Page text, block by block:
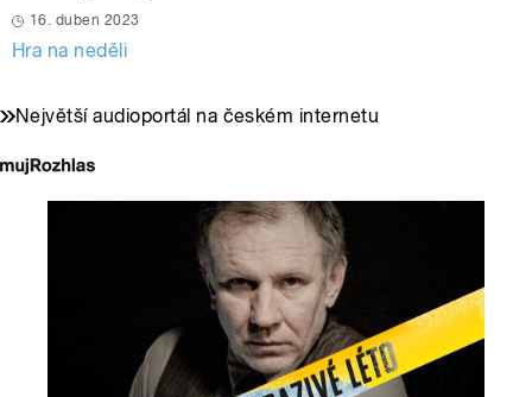
16. duben 2023
Hra na neděli
Největší audioportál na českém internetu